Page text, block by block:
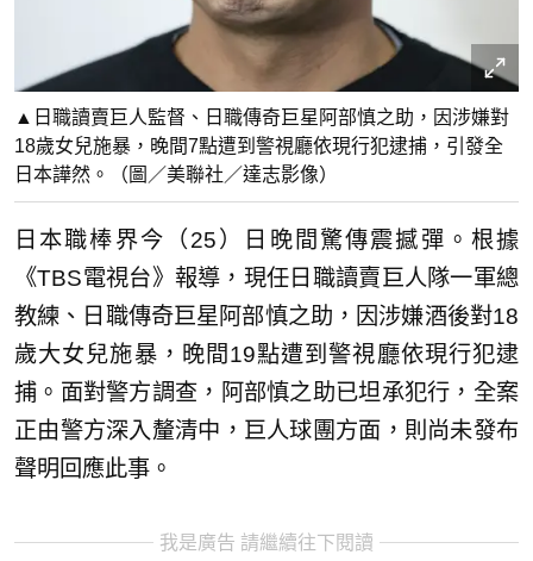
▲日職讀賣巨人監督、日職傳奇巨星阿部慎之助，因涉嫌對
18歲女兒施暴，晚間7點遭到警視廳依現行犯逮捕，引發全
日本譁然。（圖／美聯社／達志影像）
日本職棒界今（25）日晚間驚傳震撼彈。根據
《TBS電視台》報導，現任日職讀賣巨人隊一軍總
教練、日職傳奇巨星阿部慎之助，因涉嫌酒後對18
歲大女兒施暴，晚間19點遭到警視廳依現行犯逮
捕。面對警方調查，阿部慎之助已坦承犯行，全案
正由警方深入釐清中，巨人球團方面，則尚未發布
聲明回應此事。
我是廣告 請繼續往下閱讀